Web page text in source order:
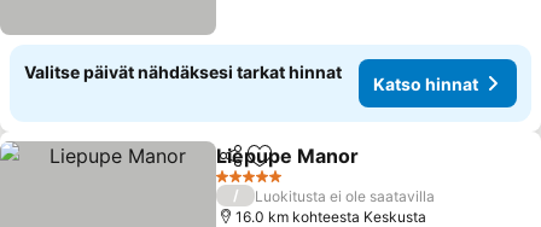
Valitse päivät nähdäksesi tarkat hinnat
Katso hinnat
Jaa Lisää suosikkeihin
Liepupe Manor
5 Tähtiluokitus
/
Luokitusta ei ole saatavilla
16.0 km kohteesta Keskusta